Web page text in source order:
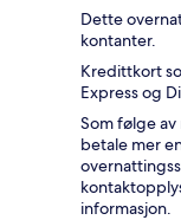
Dette
kontanter.
Kredittkort
Express og
Som følge
betale mer
informasjon.